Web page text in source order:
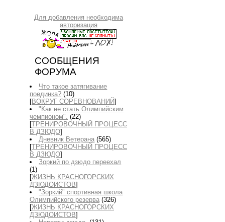
Для добавления необходима
авторизация
СООБЩЕНИЯ
ФОРУМА
Что такое затягивание
поединка? (10)
[ВОКРУГ СОРЕВНОВАНИЙ]
"Как не стать Олимпийским
чемпионом". (22)
[ТРЕНИРОВОЧНЫЙ ПРОЦЕСС
В ДЗЮДО]
Дневник Ветерана (565)
[ТРЕНИРОВОЧНЫЙ ПРОЦЕСС
В ДЗЮДО]
Зоркий по дзюдо переехал
(1)
[ЖИЗНЬ КРАСНОГОРСКИХ
ДЗЮДОИСТОВ]
"Зоркий" спортивная школа
Олимпийского резерва (326)
[ЖИЗНЬ КРАСНОГОРСКИХ
ДЗЮДОИСТОВ]